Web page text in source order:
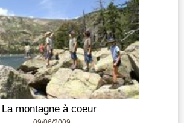
La montagne à coeur